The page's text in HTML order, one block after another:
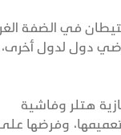
في الضفة
دول لدول أخرى،
هتلر وفاشية
وفرضها